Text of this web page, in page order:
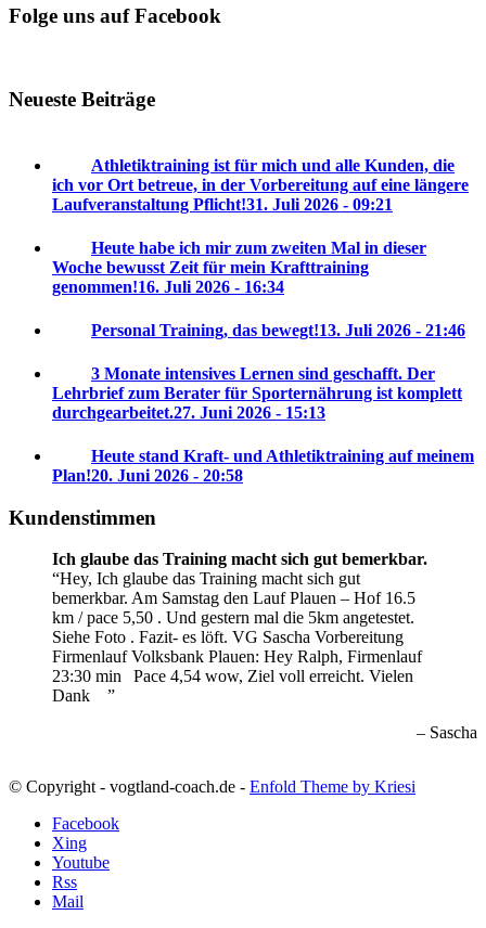
Folge uns auf Facebook
Neueste Beiträge
Athletiktraining ist für mich und alle Kunden, die
ich vor Ort betreue, in der Vorbereitung auf eine längere
Laufveranstaltung Pflicht!31. Juli 2026 - 09:21
Heute habe ich mir zum zweiten Mal in dieser
Woche bewusst Zeit für mein Krafttraining
genommen!16. Juli 2026 - 16:34
Personal Training, das bewegt!13. Juli 2026 - 21:46
3 Monate intensives Lernen sind geschafft. Der
Lehrbrief zum Berater für Sporternährung ist komplett
durchgearbeitet.27. Juni 2026 - 15:13
Heute stand Kraft- und Athletiktraining auf meinem
Plan!20. Juni 2026 - 20:58
Kundenstimmen
Ich glaube das Training macht sich gut bemerkbar.
Hey, Ich glaube das Training macht sich gut
bemerkbar. Am Samstag den Lauf Plauen – Hof 16.5
km / pace 5,50 . Und gestern mal die 5km angetestet.
Siehe Foto . Fazit- es löft. VG Sascha Vorbereitung
Firmenlauf Volksbank Plauen: Hey Ralph, Firmenlauf
23:30 min
Pace 4,54 wow, Ziel voll erreicht. Vielen
Dank
Sascha
© Copyright - vogtland-coach.de - Enfold Theme by Kriesi
Facebook
Xing
Youtube
Rss
Mail